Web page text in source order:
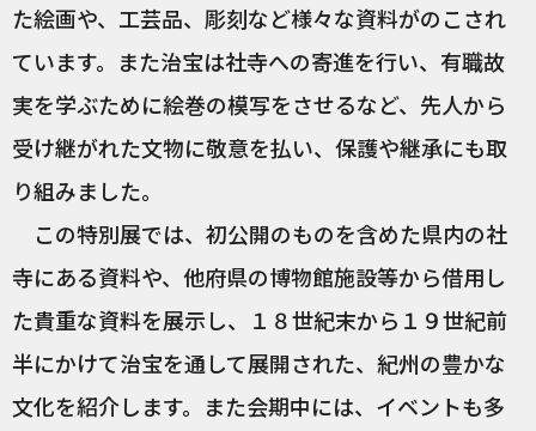
た絵画や、工芸品、彫刻など様々な資料がのこされ
ています。また治宝は社寺への寄進を行い、有職故
実を学ぶために絵巻の模写をさせるなど、先人から
受け継がれた文物に敬意を払い、保護や継承にも取
り組みました。
この特別展では、初公開のものを含めた県内の社
寺にある資料や、他府県の博物館施設等から借用し
た貴重な資料を展示し、１８世紀末から１９世紀前
半にかけて治宝を通して展開された、紀州の豊かな
文化を紹介します。また会期中には、イベントも多